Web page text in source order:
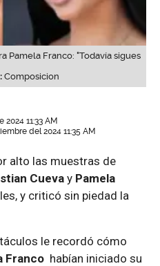
Pamela Franco: "Todavía sigues
Composicion
11:33 AM
del 2024 11:35 AM
alto las muestras de
Cueva y Pamela
y criticó sin piedad la
le recordó cómo
Franco habían iniciado su